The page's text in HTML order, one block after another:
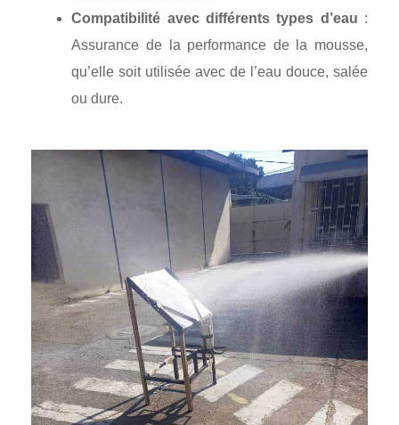
Compatibilité avec différents types d’eau :
Assurance de la performance de la mousse,
qu’elle soit utilisée avec de l’eau douce, salée
ou dure.